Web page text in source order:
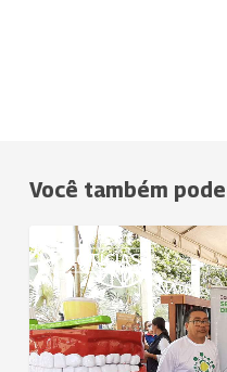
Você também
NOTÍCIAS
Uniodonto
Sul
Goiano
participa
de